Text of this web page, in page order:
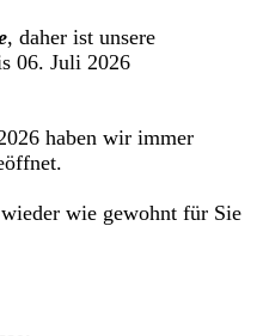
, daher ist unsere
06. Juli 2026
haben wir immer
wie gewohnt für Sie